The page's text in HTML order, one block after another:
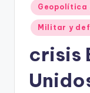
Geopolítica
Militar y
crisis